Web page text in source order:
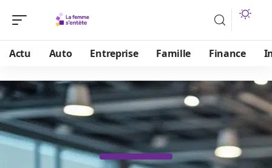
Actu Auto Entreprise Famille Finance